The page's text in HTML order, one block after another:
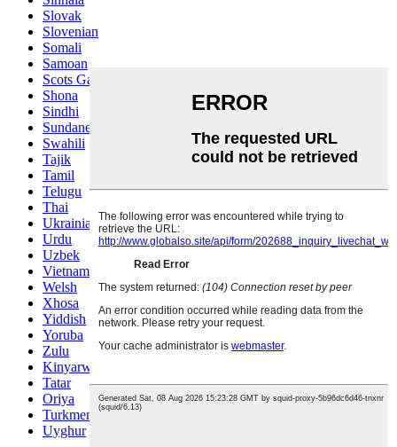
Slovak
Slovenian
Somali
Samoan
Scots Gaelic
Shona
Sindhi
Sundanese
Swahili
Tajik
Tamil
Telugu
Thai
Ukrainian
Urdu
Uzbek
Vietnamese
Welsh
Xhosa
Yiddish
Yoruba
Zulu
Kinyarwanda
Tatar
Oriya
Turkmen
Uyghur